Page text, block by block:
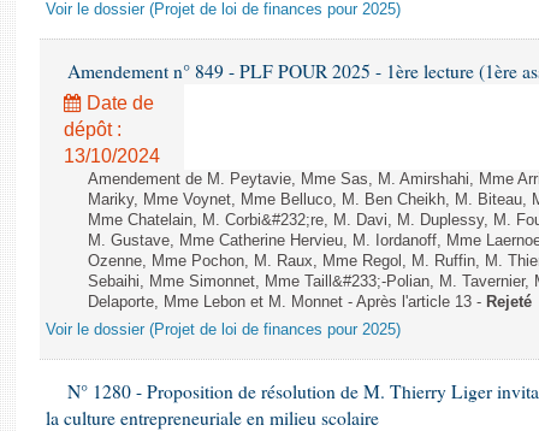
Voir le dossier (Projet de loi de finances pour 2025)
Amendement n° 849 - PLF POUR 2025 - 1ère lecture (1ère
Date de
dépôt :
13/10/2024
Amendement de M. Peytavie, Mme Sas, M. Amirshahi, Mme
Mariky, Mme Voynet, Mme Belluco, M. Ben Cheikh, M. Biteau,
Mme Chatelain, M. Corbi&#232;re, M. Davi, M. Duplessy, M.
M. Gustave, Mme Catherine Hervieu, M. Iordanoff, Mme
Ozenne, Mme Pochon, M. Raux, Mme Regol, M. Ruffin, M.
Sebaihi, Mme Simonnet, Mme Taill&#233;-Polian, M. Tavernier,
Delaporte, Mme Lebon et M. Monnet - Après l'article 13 - Rejeté
Voir le dossier (Projet de loi de finances pour 2025)
N° 1280 - Proposition de résolution de M. Thierry Liger
la culture entrepreneuriale en milieu scolaire